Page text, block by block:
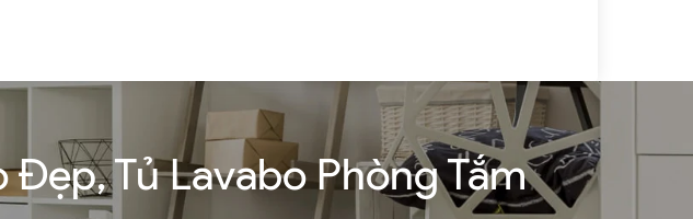
Đẹp, Tủ Lavabo Phòng Tắm